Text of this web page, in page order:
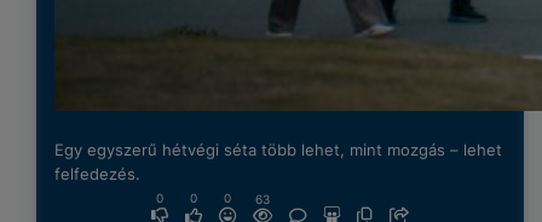
Egy egyszerű hétvégi séta több lehet, mint mozgás – lehet
felfedezés.
0 0 0 63